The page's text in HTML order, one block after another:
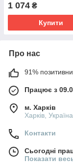
1 074 ₴
Купити
Про нас
91%
Працює з
м. Харків
Харків, Україна
Контакти
Сьогодні
Показати